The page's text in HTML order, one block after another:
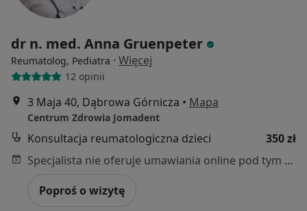
dr n. med. Anna Gruenpeter
Reumatolog, Pediatra · Więcej
12 opinii
3 Maja 40, Dąbrowa Górnicza • Mapa
Centrum Zdrowia Jomadent
Konsultacja reumatologiczna dzieci
350 zł
Specjalista nie oferuje umawiania online pod tym adresem.
Poproś o wizytę